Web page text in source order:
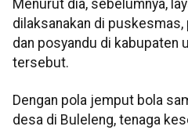
Menurut dia, sebelumnya,
dilaksanakan di
dan posyandu di kabupaten
tersebut.
Dengan pola jemput bola
desa di Buleleng, tenaga